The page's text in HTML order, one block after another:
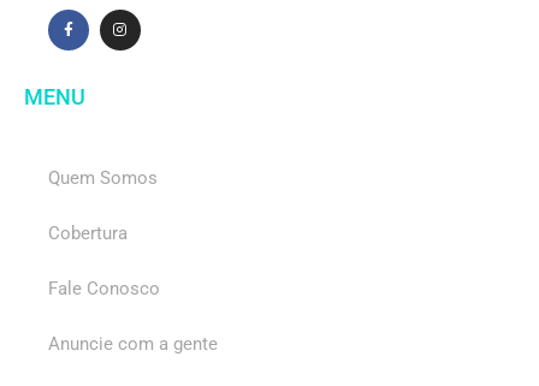
MENU
Quem Somos
Cobertura
Fale Conosco
Anuncie com a gente